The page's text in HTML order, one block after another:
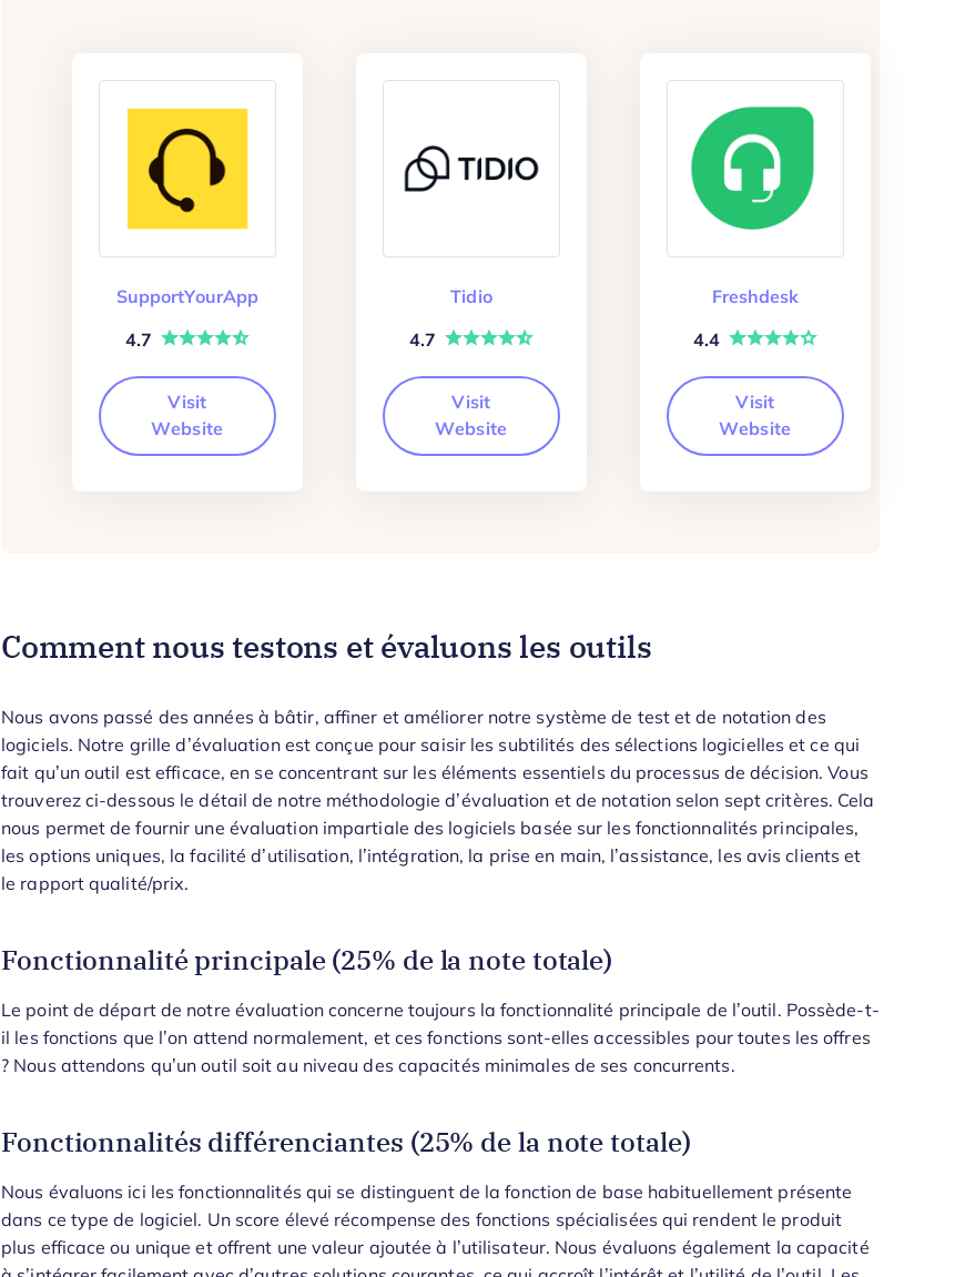
SupportYourApp
4.7
Visit
Website
Tidio
4.7
Visit
Website
Freshdesk
4.4
Visit
Website
Comment nous testons et évaluons les outils
Nous avons passé des années à bâtir, affiner et améliorer notre système de test et de notation des
logiciels. Notre grille d’évaluation est conçue pour saisir les subtilités des sélections logicielles et ce qui
fait qu’un outil est efficace, en se concentrant sur les éléments essentiels du processus de décision. Vous
trouverez ci-dessous le détail de notre méthodologie d’évaluation et de notation selon sept critères. Cela
nous permet de fournir une évaluation impartiale des logiciels basée sur les fonctionnalités principales,
les options uniques, la facilité d’utilisation, l’intégration, la prise en main, l’assistance, les avis clients et
le rapport qualité/prix.
Fonctionnalité principale (25% de la note totale)
Le point de départ de notre évaluation concerne toujours la fonctionnalité principale de l’outil. Possède-t-
il les fonctions que l’on attend normalement, et ces fonctions sont-elles accessibles pour toutes les offres
? Nous attendons qu’un outil soit au niveau des capacités minimales de ses concurrents.
Fonctionnalités différenciantes (25% de la note totale)
Nous évaluons ici les fonctionnalités qui se distinguent de la fonction de base habituellement présente
dans ce type de logiciel. Un score élevé récompense des fonctions spécialisées qui rendent le produit
plus efficace ou unique et offrent une valeur ajoutée à l’utilisateur. Nous évaluons également la capacité